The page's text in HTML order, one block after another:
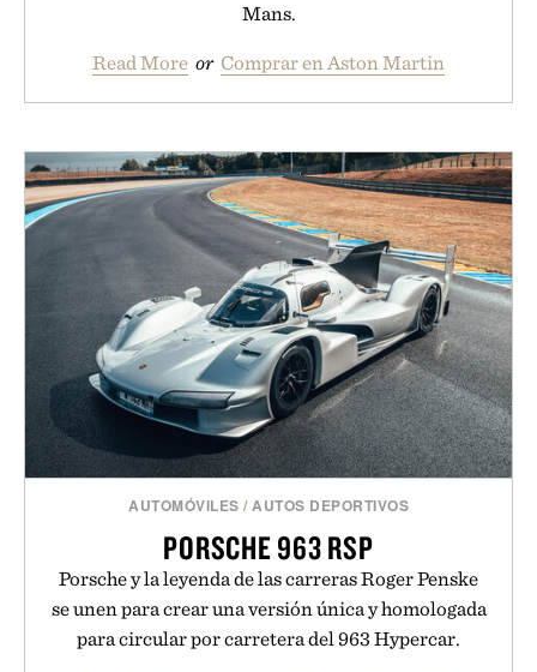
Mans.
Read More or Comprar en Aston Martin
AUTOMÓVILES /AUTOS DEPORTIVOS
PORSCHE 963 RSP
Porsche y la leyenda de las carreras Roger Penske
se unen para crear una versión única y homologada
para circular por carretera del 963 Hypercar.